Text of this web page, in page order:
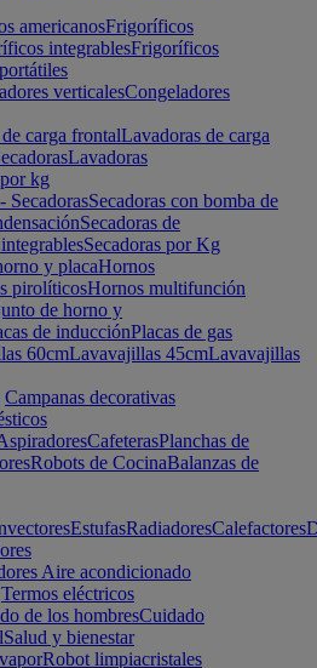
americanosFrigoríficos
integrablesFrigoríficos
verticalesCongeladores
carga frontalLavadoras de carga
Lavadoras
kg
SecadorasSecadoras con bomba de
Secadoras de
Secadoras por Kg
y placaHornos
pirolíticosHornos multifunción
de horno y
de inducciónPlacas de gas
60cmLavavajillas 45cmLavavajillas
Campanas decorativas
CafeterasPlanchas de
Robots de CocinaBalanzas de
EstufasRadiadoresCalefactores
Aire acondicionado
Termos eléctricos
de los hombresCuidado
Salud y bienestar
Robot limpiacristales